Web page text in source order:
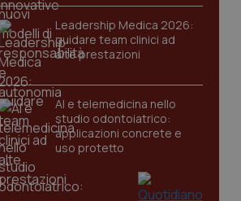
Leadership Medica 2026:
guidare team clinici ad
alte prestazioni
AI e telemedicina nello
studio odontoiatrico:
applicazioni concrete e
uso protetto